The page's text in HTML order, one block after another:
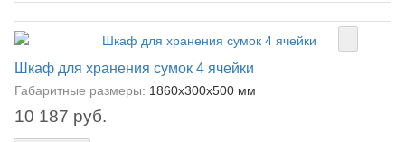
Шкаф для хранения сумок 4 ячейки
Габаритные размеры: 1860х300х500 мм
10 187 руб.